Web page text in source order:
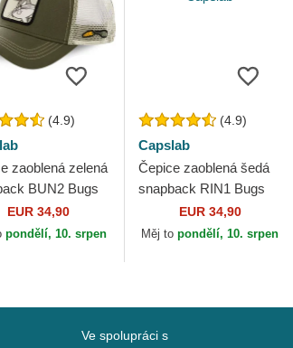
(4.9)
zaoblená zelená
BUN2 Bugs
Looney Tunes
EUR 34,90
pondělí, 10. srpen
(4.9)
Capslab
Čepice zaoblená šedá
snapback RIN1 Bugs
Bunny Looney Tunes
Capslab
EUR 34,90
Měj topondělí, 10. srpen
Ve spolupráci s